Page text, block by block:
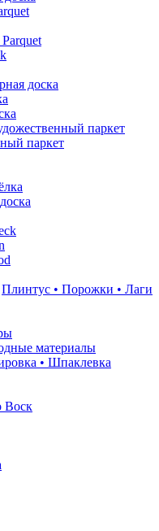
доска
паркет
паркет
Плинтус • Порожки • Лаги
материалы
• Шпаклевка
Воск